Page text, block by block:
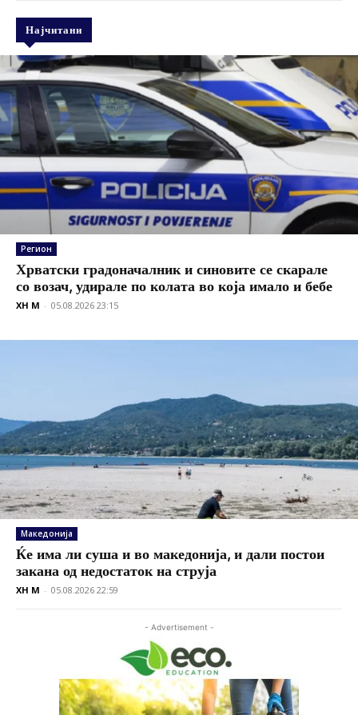
Најчитани
Регион
Хрватски градоначалник и синовите се скарале
со возач, удирале по колата во која имало и бебе
XH M - 05.08.2026 23:15
Македонија
Ќе има ли суша и во македонија, и дали постои
закана од недостаток на струја
XH M - 05.08.2026 22:59
- Advertisement -